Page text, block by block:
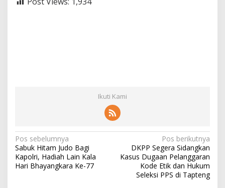
Ikuti Kami
N
a
v
Pos sebelumnya
Sabuk Hitam Judo Bagi
Kapolri, Hadiah Lain Kala
Hari Bhayangkara Ke-77
Pos berikutnya
DKPP Segera Sidangkan
Kasus Dugaan Pelanggaran
Kode Etik dan Hukum
Seleksi PPS di Tapteng